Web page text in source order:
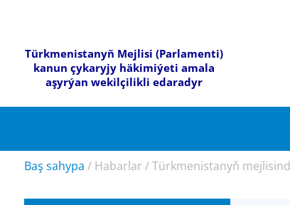
Türkmenistanyň Mejlisi (Parlamenti)
kanun çykaryjy häkimiýeti amala
aşyrýan wekilçilikli edaradyr
Baş sahypa / Habarlar /Türkmenistanyň